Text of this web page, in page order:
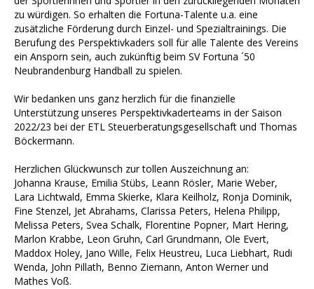
zu würdigen. So erhalten die Fortuna-Talente u.a. eine
zusätzliche Förderung durch Einzel- und Spezialtrainings. Die
Berufung des Perspektivkaders soll für alle Talente des Vereins
ein Ansporn sein, auch zukünftig beim SV Fortuna ´50
Neubrandenburg Handball zu spielen.
Wir bedanken uns ganz herzlich für die finanzielle
Unterstützung unseres Perspektivkaderteams in der Saison
2022/23 bei der ETL Steuerberatungsgesellschaft und Thomas
Böckermann.
Herzlichen Glückwunsch zur tollen Auszeichnung an:
Johanna Krause, Emilia Stübs, Leann Rösler, Marie Weber,
Lara Lichtwald, Emma Skierke, Klara Keilholz, Ronja Dominik,
Fine Stenzel, Jet Abrahams, Clarissa Peters, Helena Philipp,
Melissa Peters, Svea Schalk, Florentine Popner, Mart Hering,
Marlon Krabbe, Leon Gruhn, Carl Grundmann, Ole Evert,
Maddox Holey, Jano Wille, Felix Heustreu, Luca Liebhart, Rudi
Wenda, John Pillath, Benno Ziemann, Anton Werner und
Mathes Voß.